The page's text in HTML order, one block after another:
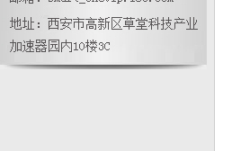
插入筒式差压液位计_微压电流输出偏
高或偏低分析